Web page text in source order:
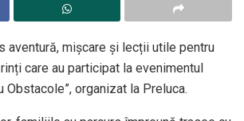
aventură, mișcare și lecții utile pentru
care au participat la evenimentul
Obstacole”, organizat la Preluca.